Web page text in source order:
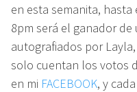
en esta semanita,
8pm será el ganador
autografiados por
solo cuentan los votos
en mi FACEBOOK, y